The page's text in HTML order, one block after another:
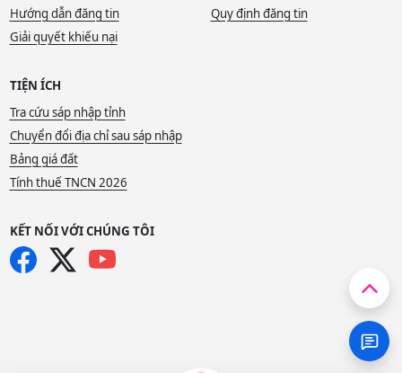
Hướng dẫn đăng tin
Quy định đăng tin
Giải quyết khiếu nại
TIỆN ÍCH
Tra cứu sáp nhập tỉnh
Chuyển đổi địa chỉ sau sáp nhập
Bảng giá đất
Tính thuế TNCN 2026
KẾT NỐI VỚI CHÚNG TÔI